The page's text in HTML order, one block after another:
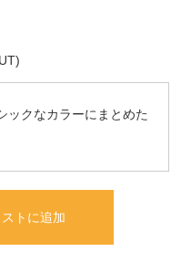
ックなカラーにまとめた
トに追加